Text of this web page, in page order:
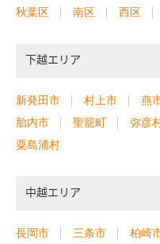
秋葉区
南区 西区
下越エリア
新発田市 村上市 燕
胎内市
聖籠町 弥彦
粟島浦村
中越エリア
長岡市 三条市 柏崎